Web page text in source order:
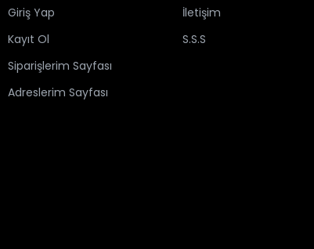
Giriş Yap
Kayıt Ol
Siparişlerim Sayfası
Adreslerim Sayfası
İletişim
S.S.S